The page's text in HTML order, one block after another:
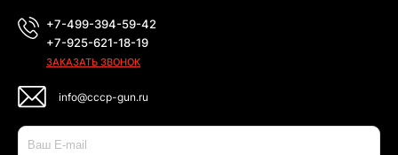
+7-499-394-59-42
+7-925-621-18-19
ЗАКАЗАТЬ ЗВОНОК
info@cccp-gun.ru